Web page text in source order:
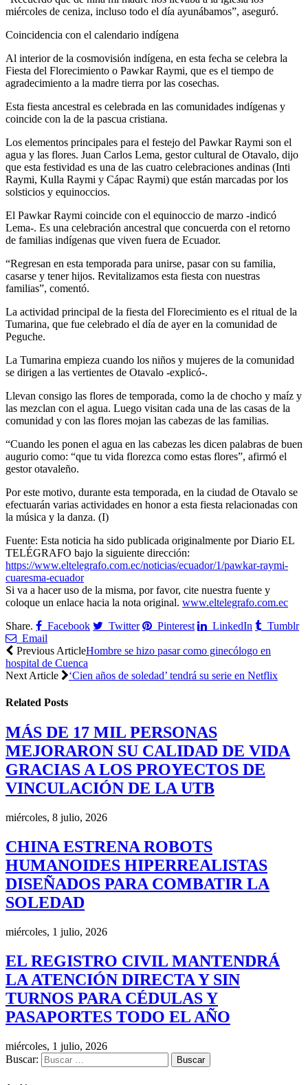
miércoles de ceniza, incluso todo el día ayunábamos”, aseguró.
Coincidencia con el calendario indígena
Al interior de la cosmovisión indígena, en esta fecha se celebra la
Fiesta del Florecimiento o Pawkar Raymi, que es el tiempo de
agradecimiento a la madre tierra por las cosechas.
Esta fiesta ancestral es celebrada en las comunidades indígenas y
coincide con la de la pascua cristiana.
Los elementos principales para el festejo del Pawkar Raymi son el
agua y las flores. Juan Carlos Lema, gestor cultural de Otavalo, dijo
que esta festividad es una de las cuatro celebraciones andinas (Inti
Raymi, Kulla Raymi y Cápac Raymi) que están marcadas por los
solsticios y equinoccios.
El Pawkar Raymi coincide con el equinoccio de marzo -indicó
Lema-. Es una celebración ancestral que concuerda con el retorno
de familias indígenas que viven fuera de Ecuador.
“Regresan en esta temporada para unirse, pasar con su familia,
casarse y tener hijos. Revitalizamos esta fiesta con nuestras
familias”, comentó.
La actividad principal de la fiesta del Florecimiento es el ritual de la
Tumarina, que fue celebrado el día de ayer en la comunidad de
Peguche.
La Tumarina empieza cuando los niños y mujeres de la comunidad
se dirigen a las vertientes de Otavalo -explicó-.
Llevan consigo las flores de temporada, como la de chocho y maíz y
las mezclan con el agua. Luego visitan cada una de las casas de la
comunidad y con las flores mojan las cabezas de las familias.
“Cuando les ponen el agua en las cabezas les dicen palabras de buen
augurio como: “que tu vida florezca como estas flores”, afirmó el
gestor otavaleño.
Por este motivo, durante esta temporada, en la ciudad de Otavalo se
efectuarán varias actividades en honor a esta fiesta relacionadas con
la música y la danza. (I)
Fuente: Esta noticia ha sido publicada originalmente por Diario EL
TELÉGRAFO bajo la siguiente dirección:
https://www.eltelegrafo.com.ec/noticias/ecuador/1/pawkar-raymi-
cuaresma-ecuador
Si va a hacer uso de la misma, por favor, cite nuestra fuente y
coloque un enlace hacia la nota original. www.eltelegrafo.com.ec
Share.
Facebook Twitter Pinterest LinkedIn
Tumblr
Email
Previous ArticleHombre se hizo pasar como ginecólogo en
hospital de Cuenca
Next Article
‘Cien años de soledad’ tendrá su serie en Netflix
Related Posts
MÁS DE 17 MIL PERSONAS
MEJORARON SU CALIDAD DE VIDA
GRACIAS A LOS PROYECTOS DE
VINCULACIÓN DE LA UTB
miércoles, 8 julio, 2026
CHINA ESTRENA ROBOTS
HUMANOIDES HIPERREALISTAS
DISEÑADOS PARA COMBATIR LA
SOLEDAD
miércoles, 1 julio, 2026
EL REGISTRO CIVIL MANTENDRÁ
LA ATENCIÓN DIRECTA Y SIN
TURNOS PARA CÉDULAS Y
PASAPORTES TODO EL AÑO
miércoles, 1 julio, 2026
Buscar: